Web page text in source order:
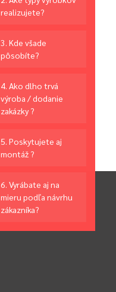
realizujete?
3. Kde všade
pôsobíte?
4. Ako dlho trvá
výroba / dodanie
zakázky ?
5. Poskytujete aj
montáž ?
6. Vyrábate aj na
mieru podľa návrhu
zákazníka?